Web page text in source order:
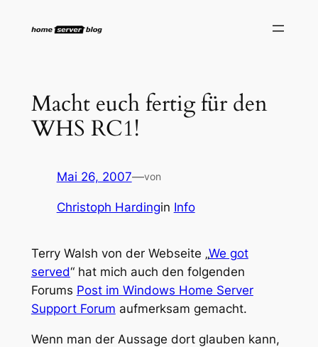
Inhalt
Macht euch fertig für den
WHS RC1!
Mai 26, 2007—von
Christoph Hardingin Info
Terry Walsh von der Webseite „We got
served“ hat mich auch den folgenden
Forums Post im Windows Home Server
Support Forum aufmerksam gemacht.
Wenn man der Aussage dort glauben kann,